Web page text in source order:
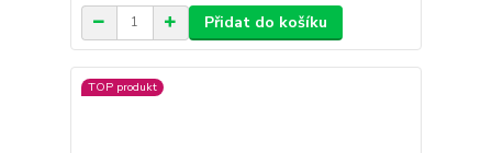
Přidat do košíku
TOP produkt